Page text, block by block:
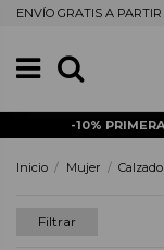
ENVÍO GRATIS A
-10%
Inicio Mujer Calzado
Filtrar